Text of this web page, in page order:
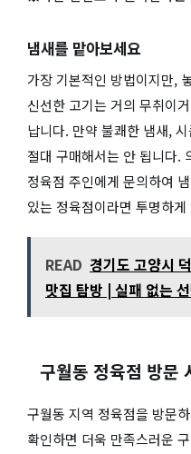
냄새를 맡아보세요
가장 기본적인 방법이지만,
신선한 고기는 거의 무취이
납니다. 만약 불쾌한 냄새,
절대 구매해서는 안 됩니다.
정육점 주인에게 문의하여
있는 정육점이라면 투명하
READ 경기도 고양시
맛집 탐방 | 실패 없는
구월동 정육점 방문
구월동 지역 정육점을 방문
확인하면 더욱 만족스러운